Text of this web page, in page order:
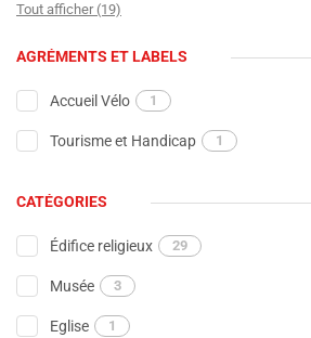
Tout afficher (19)
AGRÉMENTS ET LABELS
Accueil Vélo 1
Tourisme et Handicap 1
CATÉGORIES
Édifice religieux 29
Musée 3
Eglise 1